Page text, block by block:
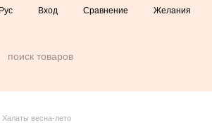
Рус Вход Сравнение Желания
Халаты весна-лето